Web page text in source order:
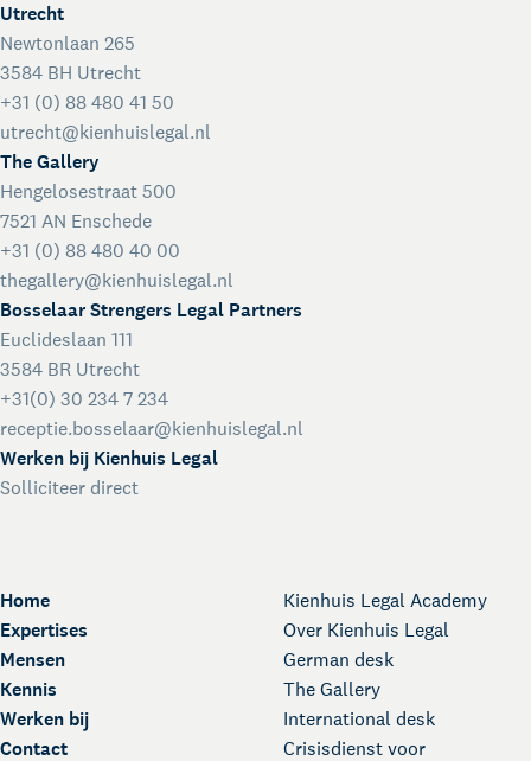
Legal support voor internationale organisaties
Crisisdienst voor ondernemers en organisaties
Voor juridisch advies met spoed buiten kantooruren
Kienhuis Legal Foundation
Talentondersteuning
Home
Expertises
Mensen
Kennis
Werken bij
Contact
Kienhuis Legal Academy
Over Kienhuis Legal
German desk
The Gallery
International desk
Crisisdienst voor
Utrecht
Newtonlaan 265
3584 BH Utrecht
+31 (0) 88 480 41 50
utrecht@kienhuislegal.nl
The Gallery
Hengelosestraat 500
7521 AN Enschede
+31 (0) 88 480 40 00
thegallery@kienhuislegal.nl
Bosselaar Strengers Legal Partners
Euclideslaan 111
3584 BR Utrecht
+31(0) 30 234 7 234
receptie.bosselaar@kienhuislegal.nl
Werken bij Kienhuis Legal
Solliciteer direct